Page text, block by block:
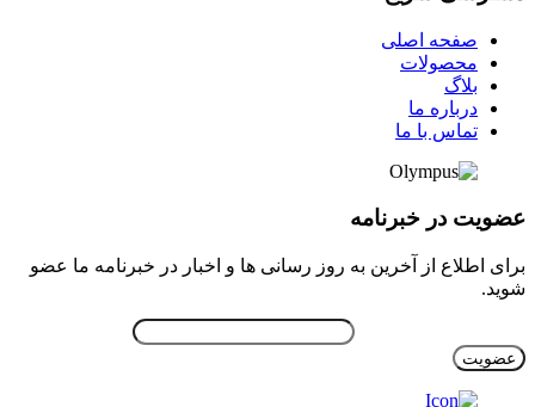
صفحه اصلی
محصولات
بلاگ
درباره ما
تماس با ما
عضویت در خبرنامه
برای اطلاع از آخرین به روز رسانی ها و اخبار در خبرنامه ما عضو
شوید.